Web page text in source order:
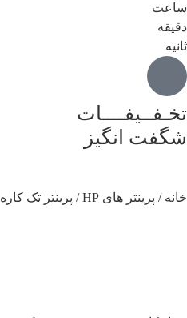
ساعت
دقیقه‌
ثانیه‌
تخـفــیفــــات
شگفت انگیز
خانه / پرینتر های HP / پرینتر تک کاره